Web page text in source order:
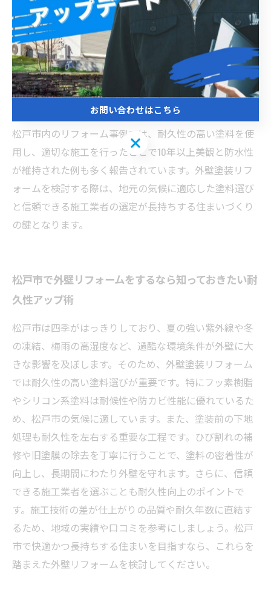
紫外線や梅雨時期の多湿、冬の寒暖差などの自然環境に
より外壁は常にダメージを受けやすいため、高品質な塗
料の選択と丁寧な施工が不可欠です。例えば、フッ素樹
脂塗料やシリコン塗料は耐候性に優れ、長期間美観と機
能を維持できるため松戸市でのリフォームに適していま
す。また、下地処理を徹底することで塗装の剥がれを防
ぎ、建物の構造をしっかり守ることが可能です。実際に
松戸市内のリフォーム事例では、耐久性の高い塗料を使
用し、適切な施工を行ったことで10年以上美観と防水性
が維持された例も多く報告されています。外壁塗装リフ
ォームを検討する際は、地元の気候に適応した塗料選び
と信頼できる施工業者の選定が長持ちする住まいづくり
の鍵となります。
松戸市で外壁リフォームをするなら知っておきたい耐
久性アップ術
松戸市は四季がはっきりしており、夏の強い紫外線や冬
の凍結、梅雨の高湿度など、過酷な環境条件が外壁に大
きな影響を及ぼします。そのため、外壁塗装リフォーム
では耐久性の高い塗料選びが重要です。特にフッ素樹脂
やシリコン系塗料は耐候性や防カビ性能に優れているた
め、松戸市の気候に適しています。また、塗装前の下地
処理も耐久性を左右する重要な工程です。ひび割れの補
修や旧塗膜の除去を丁寧に行うことで、塗料の密着性が
向上し、長期間にわたり外壁を守れます。さらに、信頼
できる施工業者を選ぶことも耐久性向上のポイントで
す。施工技術の差が仕上がりの品質や耐久年数に直結す
るため、地域の実績や口コミを参考にしましょう。松戸
市で快適かつ長持ちする住まいを目指すなら、これらを
踏まえた外壁リフォームを検討してください。
お問い合わせはこちら
お問い合わせはこちら